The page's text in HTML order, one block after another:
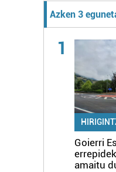
Azken 3
1
Goierri
amaitu